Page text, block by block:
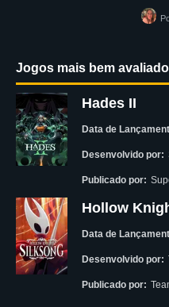
Jogos mais bem
Hades II
Data de
Desenvolvido por:
Publicado por:
Hollow
Data de
Desenvolvido por:
Publicado por: